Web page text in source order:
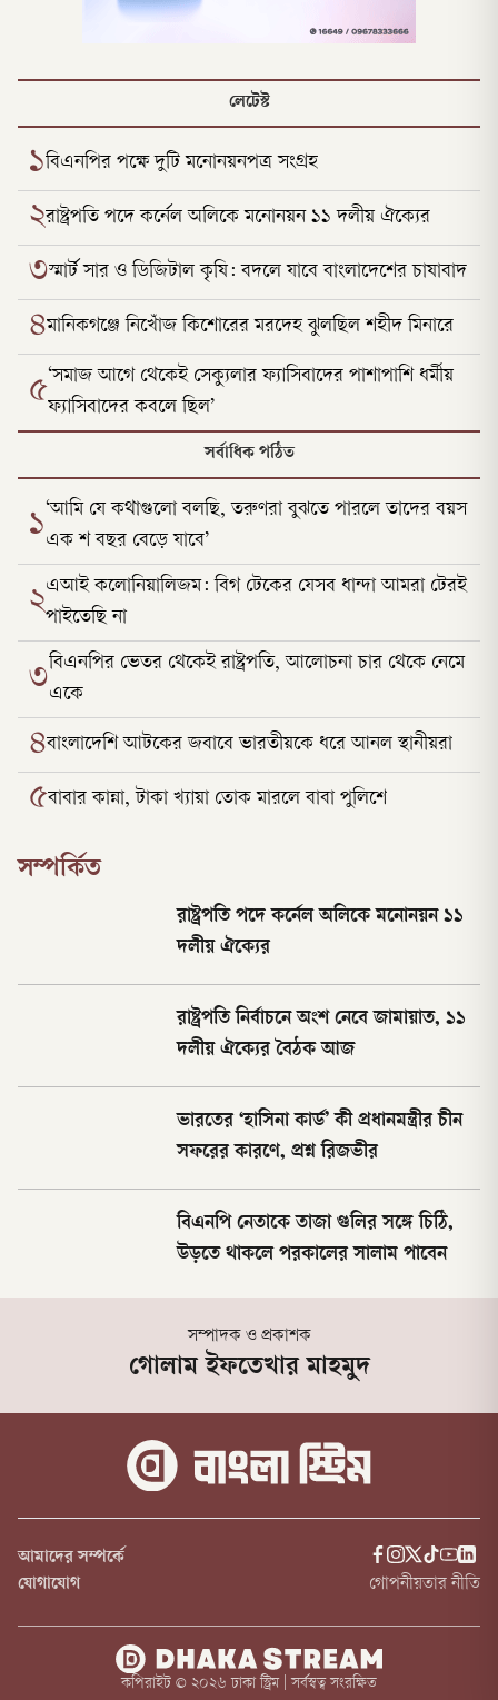
লেটেস্ট
১বিএনপির পক্ষে দুটি মনোনয়নপত্র সংগ্রহ
২রাষ্ট্রপতি পদে কর্নেল অলিকে মনোনয়ন ১১ দলীয় ঐক্যের
৩স্মার্ট সার ও ডিজিটাল কৃষি: বদলে যাবে বাংলাদেশের চাষাবাদ
৪মানিকগঞ্জে নিখোঁজ কিশোরের মরদেহ ঝুলছিল শহীদ মিনারে
৫‘সমাজ আগে থেকেই সেক্যুলার ফ্যাসিবাদের পাশাপাশি ধর্মীয়
ফ্যাসিবাদের কবলে ছিল’
সর্বাধিক পঠিত
১‘আমি যে কথাগুলো বলছি, তরুণরা বুঝতে পারলে তাদের বয়স
এক শ বছর বেড়ে যাবে’
২এআই কলোনিয়ালিজম: বিগ টেকের যেসব ধান্দা আমরা টেরই
পাইতেছি না
৩বিএনপির ভেতর থেকেই রাষ্ট্রপতি, আলোচনা চার থেকে নেমে
একে
৪বাংলাদেশি আটকের জবাবে ভারতীয়কে ধরে আনল স্থানীয়রা
৫বাবার কান্না, টাকা খ্যায়া তোক মারলে বাবা পুলিশে
সম্পর্কিত
রাষ্ট্রপতি পদে কর্নেল অলিকে মনোনয়ন ১১
দলীয় ঐক্যের
রাষ্ট্রপতি নির্বাচনে অংশ নেবে জামায়াত, ১১
দলীয় ঐক্যের বৈঠক আজ
ভারতের ‘হাসিনা কার্ড’ কী প্রধানমন্ত্রীর চীন
সফরের কারণে, প্রশ্ন রিজভীর
বিএনপি নেতাকে তাজা গুলির সঙ্গে চিঠি,
উড়তে থাকলে পরকালের সালাম পাবেন
সম্পাদক ও প্রকাশক
গোলাম ইফতেখার মাহমুদ
গোপনীয়তার নীতি
আমাদের সম্পর্কে
যোগাযোগ
কপিরাইট © ২০২৬ ঢাকা স্ট্রিম | সর্বস্বত্ব সংরক্ষিত